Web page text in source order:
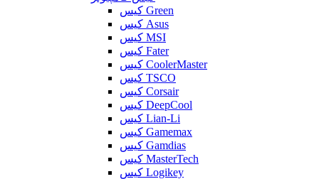
کیس Green
کیس Asus
کیس MSI
کیس Fater
کیس CoolerMaster
کیس TSCO
کیس Corsair
کیس DeepCool
کیس Lian-Li
کیس Gamemax
کیس Gamdias
کیس MasterTech
کیس Logikey